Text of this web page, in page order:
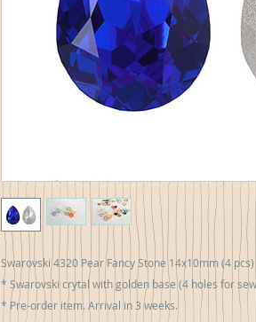
Swarovski 4320 Pear Fancy Stone 14х10mm (4 pcs)
* Swarovski crytal with golden base (4 holes for
* Pre-order item. Arrival in 3 weeks.